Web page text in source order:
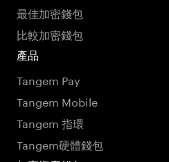
最佳加密錢包
比較加密錢包
產品
Tangem Pay
Tangem Mobile
Tangem 指環
Tangem硬體錢包